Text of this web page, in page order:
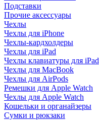
Подставки
Прочие аксессуары
Чехлы
Чехлы для iPhone
Чехлы-кардхолдеры
Чехлы для iPad
Чехлы клавиатуры для iPad
Чехлы для MacBook
Чехлы для AirPods
Ремешки для Apple Watch
Чехлы для Apple Watch
Кошельки и органайзеры
Сумки и рюкзаки